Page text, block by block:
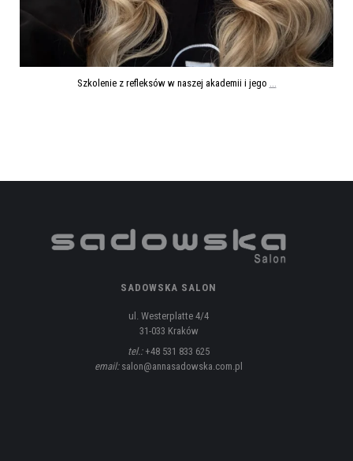
Szkolenie z refleksów w naszej akademii i jego
SADOWSKA SALON
ul. Westerplatte 4/4
31-033 Kraków
tel.:+48 531 833 625
email:salon@annasadowska.com.pl